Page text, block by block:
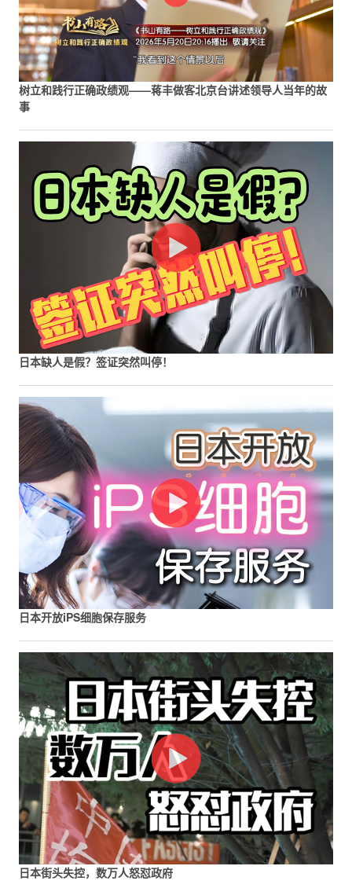
树立和践行正确政绩观——蒋丰做客北京台讲述领导人当年的故
事
日本缺人是假？签证突然叫停！
日本开放iPS细胞保存服务
日本街头失控，数万人怒怼政府